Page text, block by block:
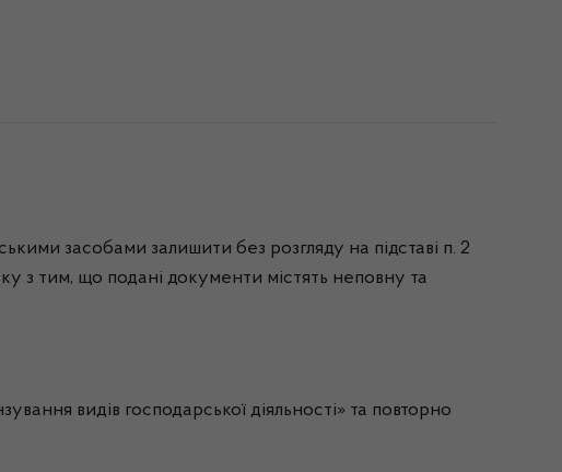
засобами залишити без розгляду на підставі п. 2
з тим, що подані документи містять неповну та
видів господарської діяльності» та повторно